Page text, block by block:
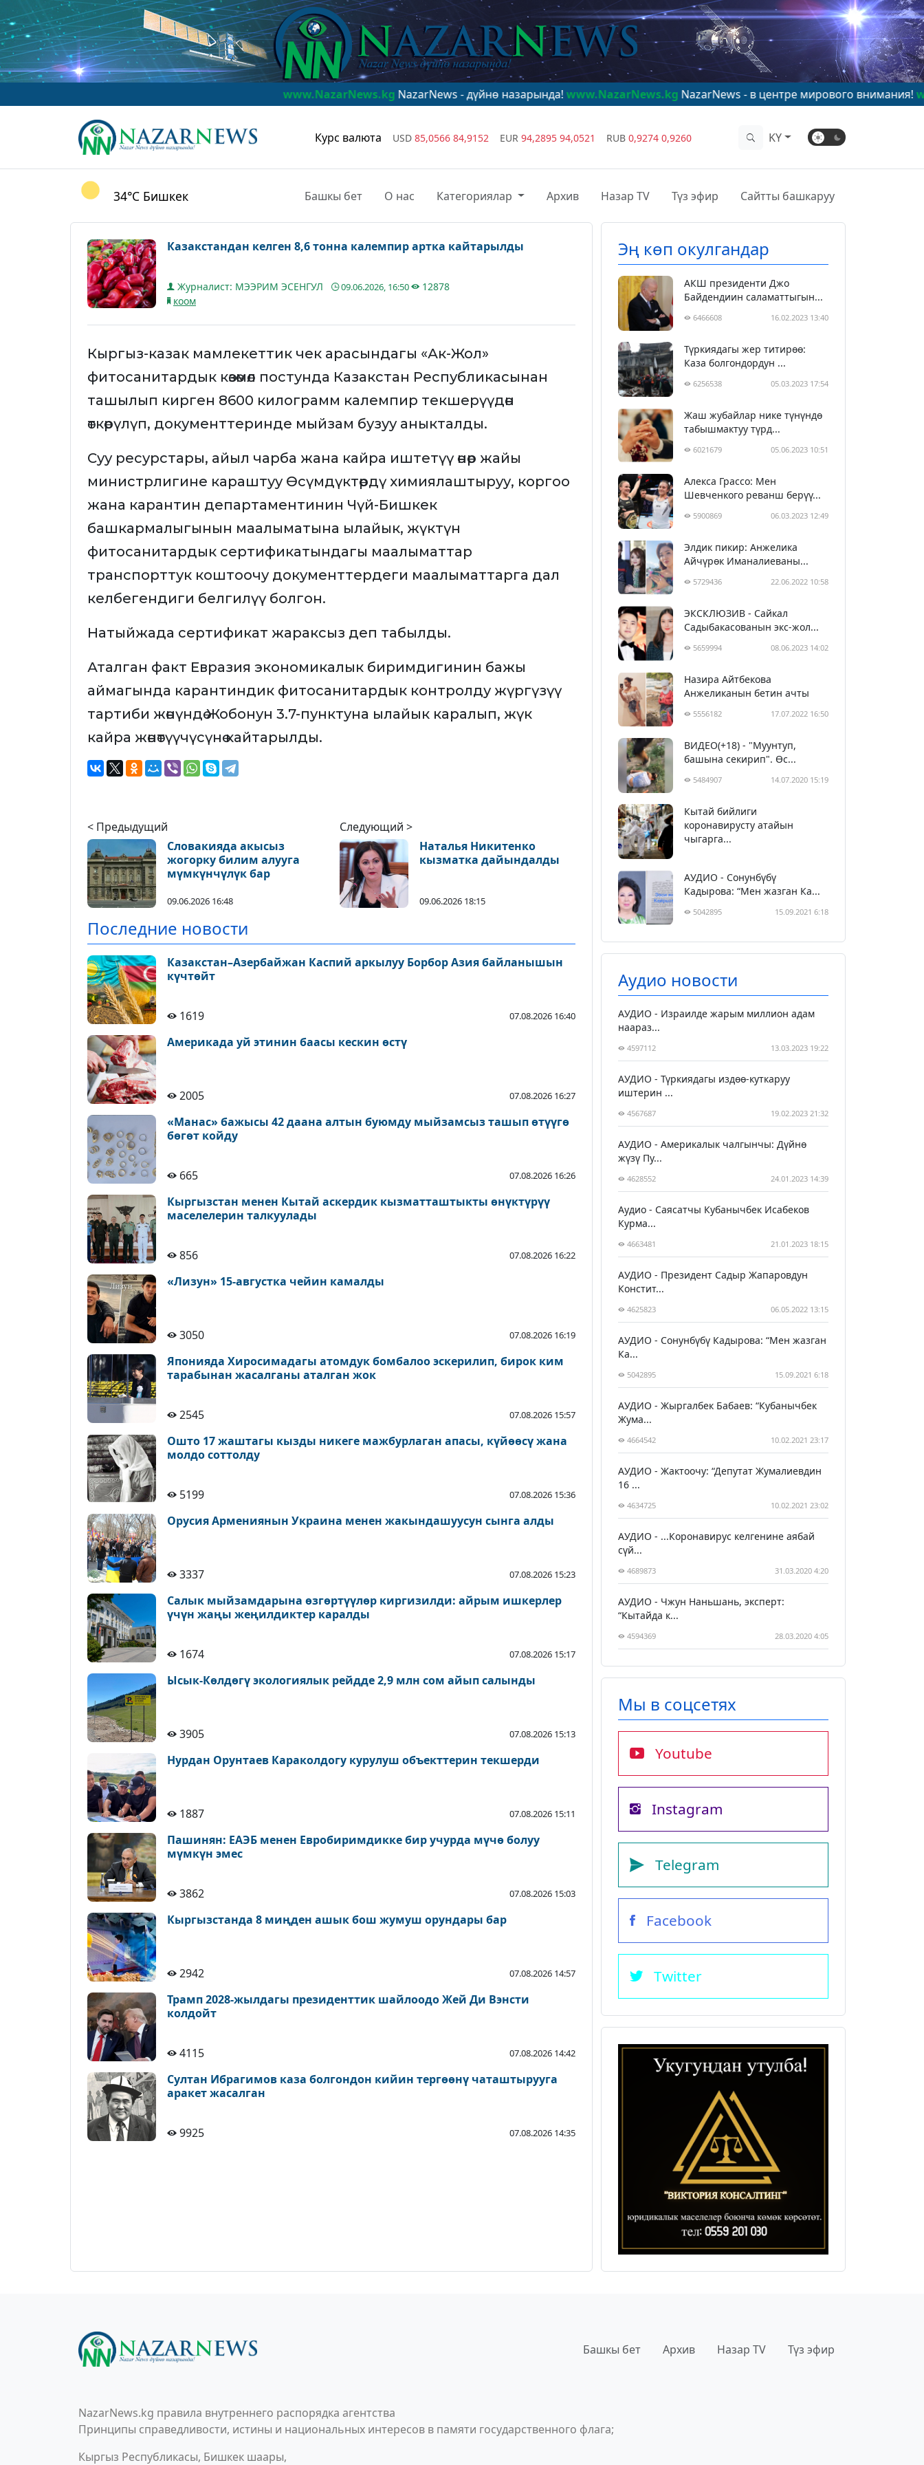
www.NazarNews.kgNazarNews - дүйнө назарында!www.NazarNews.kgNazarNews - в центре мирового внимания!
Курс валюта USD 85,0566 84,9152 EUR 94,2895 94,0521 RUB 0,9274 0,9260 KY
34°C Бишкек Башкы бет О нас Категориялар Архив Назар TV Түз эфир Сайтты башкаруу
Казакстандан келген 8,6 тонна калемпир артка кайтарылды
Журналист: МЭЭРИМ ЭСЕНГУЛ 09.06.2026, 16:50
12878
коом
Кыргыз-казак мамлекеттик чек арасындагы «Ак-Жол»
фитосанитардык көзөмөл постунда Казакстан Республикасынан
ташылып кирген 8600 килограмм калемпир текшерүүдөн
өткөрүлүп, документтеринде мыйзам бузуу аныкталды.
Суу ресурстары, айыл чарба жана кайра иштетүү өнөр жайы
министрлигине караштуу Өсүмдүктөрдү химиялаштыруу, коргоо
жана карантин департаментинин Чүй-Бишкек
башкармалыгынын маалыматына ылайык, жүктүн
фитосанитардык сертификатындагы маалыматтар
транспорттук коштоочу документтердеги маалыматтарга дал
келбегендиги белгилүү болгон.
Натыйжада сертификат жараксыз деп табылды.
Аталган факт Евразия экономикалык биримдигинин бажы
аймагында карантиндик фитосанитардык контролду жүргүзүү
тартиби жөнүндө Жобонун 3.7-пунктуна ылайык каралып, жүк
кайра жөнөтүүчүсүнө кайтарылды.
< Предыдущий
Словакияда акысыз
жогорку билим алууга
мүмкүнчүлүк бар
09.06.2026 16:48
Следующий >
Наталья Никитенко
кызматка дайындалды
09.06.2026 18:15
Последние новости
Казакстан–Азербайжан Каспий аркылуу Борбор Азия байланышын
күчтөйт
1619 07.08.2026 16:40
Америкада уй этинин баасы кескин өстү
2005 07.08.2026 16:27
«Манас» бажысы 42 даана алтын буюмду мыйзамсыз ташып өтүүгө
бөгөт койду
665 07.08.2026 16:26
Кыргызстан менен Кытай аскердик кызматташтыкты өнүктүрүү
маселелерин талкуулады
856 07.08.2026 16:22
«Лизун» 15-августка чейин камалды
3050 07.08.2026 16:19
Японияда Хиросимадагы атомдук бомбалоо эскерилип, бирок ким
тарабынан жасалганы аталган жок
2545 07.08.2026 15:57
Ошто 17 жаштагы кызды никеге мажбурлаган апасы, күйөөсү жана
молдо соттолду
5199 07.08.2026 15:36
Орусия Армениянын Украина менен жакындашуусун сынга алды
3337 07.08.2026 15:23
Салык мыйзамдарына өзгөртүүлөр киргизилди: айрым ишкерлер
үчүн жаңы жеңилдиктер каралды
1674 07.08.2026 15:17
Ысык-Көлдөгү экологиялык рейдде 2,9 млн сом айып салынды
3905 07.08.2026 15:13
Нурдан Орунтаев Караколдогу курулуш объекттерин текшерди
1887 07.08.2026 15:11
Пашинян: ЕАЭБ менен Евробиримдикке бир учурда мүчө болуу
мүмкүн эмес
3862 07.08.2026 15:03
Кыргызстанда 8 миңден ашык бош жумуш орундары бар
2942 07.08.2026 14:57
Трамп 2028-жылдагы президенттик шайлоодо Жей Ди Вэнсти
колдойт
4115 07.08.2026 14:42
Султан Ибрагимов каза болгондон кийин тергөөнү чаташтырууга
аракет жасалган
9925 07.08.2026 14:35
Эң көп окулгандар
АКШ президенти Джо
Байдендиин саламаттыгын...
6466608 16.02.2023 13:40
Түркиядагы жер титирөө:
Каза болгондордун ...
6256538 05.03.2023 17:54
Жаш жубайлар нике түнүндө
табышмактуу түрд...
6021679 05.06.2023 10:51
Алекса Грассо: Мен
Шевченкого реванш берүү...
5900869 06.03.2023 12:49
Элдик пикир: Анжелика
Айчүрөк Иманалиеваны...
5729436 22.06.2022 10:58
ЭКСКЛЮЗИВ - Сайкал
Садыбакасованын экс-жол...
5659994 08.06.2023 14:02
Назира Айтбекова
Анжеликанын бетин ачты
5556182 17.07.2022 16:50
ВИДЕО(+18) - "Муунтуп,
башына секирип". Өс...
5484907 14.07.2020 15:19
Кытай бийлиги
коронавирусту атайын
чыгарга...
АУДИО - Сонунбүбү
Кадырова: “Мен жазган Ка...
5042895 15.09.2021 6:18
Аудио новости
АУДИО - Израилде жарым миллион адам
наараз...
4597112 13.03.2023 19:22
АУДИО - Түркиядагы издөө-куткаруу
иштерин ...
4567687 19.02.2023 21:32
АУДИО - Америкалык чалгынчы: Дүйнө
жүзү Пу...
4628552 24.01.2023 14:39
Аудио - Саясатчы Кубанычбек Исабеков
Курма...
4663481 21.01.2023 18:15
АУДИО - Президент Садыр Жапаровдун
Констит...
4625823 06.05.2022 13:15
АУДИО - Сонунбүбү Кадырова: “Мен жазган
Ка...
5042895 15.09.2021 6:18
АУДИО - Жыргалбек Бабаев: “Кубанычбек
Жума...
4664542 10.02.2021 23:17
АУДИО - Жактоочу: “Депутат Жумалиевдин
16 ...
4634725 10.02.2021 23:02
АУДИО - ...Коронавирус келгенине аябай
сүй...
4689873 31.03.2020 4:20
АУДИО - Чжун Наньшань, эксперт:
“Кытайда к...
4594369 28.03.2020 4:05
Мы в соцсетях
Youtube
Instagram
Telegram
Facebook
Twitter
Башкы бет Архив Назар TV Түз эфир
NazarNews.kg правила внутреннего распорядка агентства
Принципы справедливости, истины и национальных интересов в памяти государственного флага;
Кыргыз Республикасы, Бишкек шаары,